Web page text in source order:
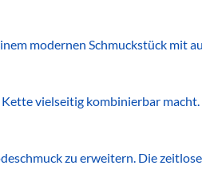
modernen Schmuckstück mit
vielseitig kombinierbar
zu erweitern. Die